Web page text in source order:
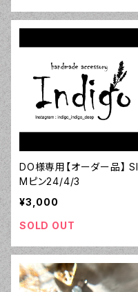
DO様専用【オーダー品】 SI
Mピン24/4/3
¥3,000
SOLD OUT